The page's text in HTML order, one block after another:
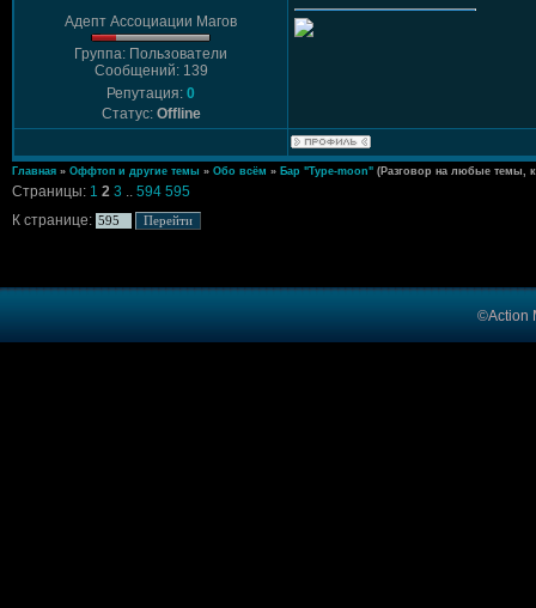
Адепт Ассоциации Магов
Группа: Пользователи
Сообщений: 139
Репутация: 0
Статус: Offline
Главная » Оффтоп и другие темы » Обо всём » Бар "Type-moon" (Разговор на любые темы,
Страницы: 1 2 3 .. 594 595
К странице:
©Action